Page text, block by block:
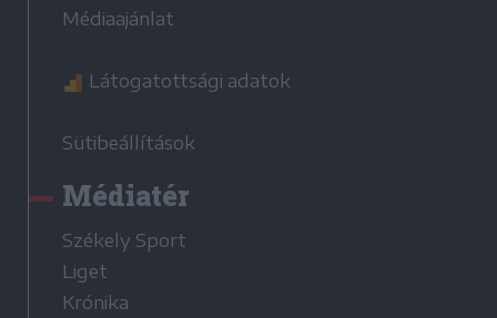
Médiaajánlat
Látogatottsági adatok
Sütibeállítások
Médiatér
Székely Sport
Liget
Krónika